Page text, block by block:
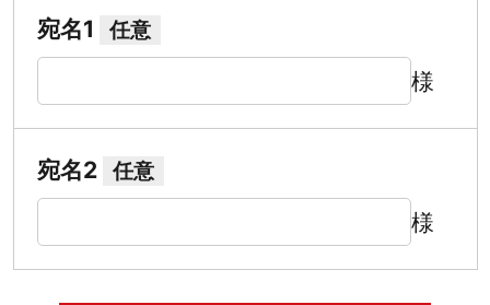
宛名1 任意
様
宛名2 任意
様